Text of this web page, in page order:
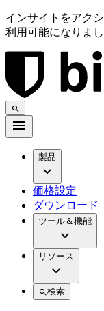
インサイトをアクシ
利用可能になりま
製品
価格設定
ダウンロード
ツール＆機能
リソース
検索